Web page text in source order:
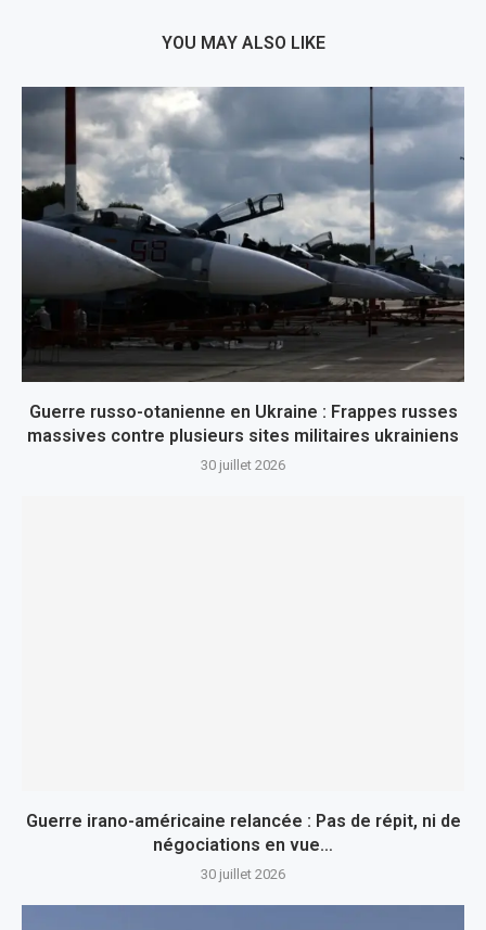
YOU MAY ALSO LIKE
Guerre russo-otanienne en Ukraine : Frappes russes
massives contre plusieurs sites militaires ukrainiens
30 juillet 2026
Guerre irano-américaine relancée : Pas de répit, ni de
négociations en vue…
30 juillet 2026